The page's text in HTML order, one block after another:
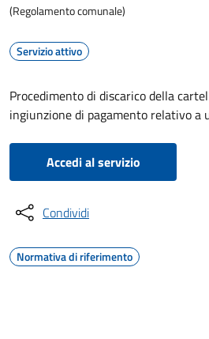
(Regolamento comunale)
Servizio attivo
Procedimento di discarico della
ingiunzione di pagamento relativo a
Accedi al servizio
Condividi
Normativa di riferimento